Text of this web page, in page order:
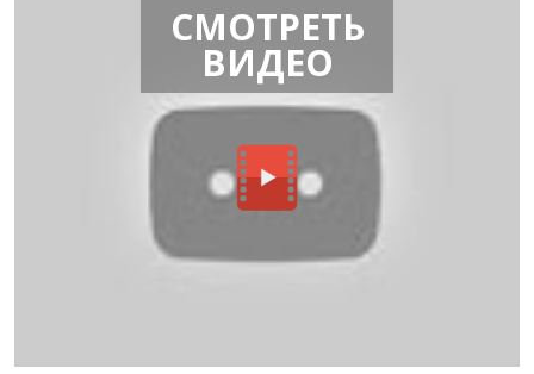
СМОТРЕТЬ
ВИДЕО